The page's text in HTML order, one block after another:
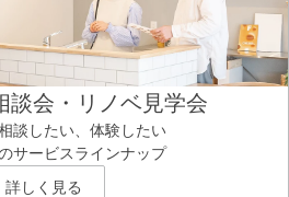
談会・リノベ見学会
談したい、体験したい
サービスラインナップ
詳しく見る